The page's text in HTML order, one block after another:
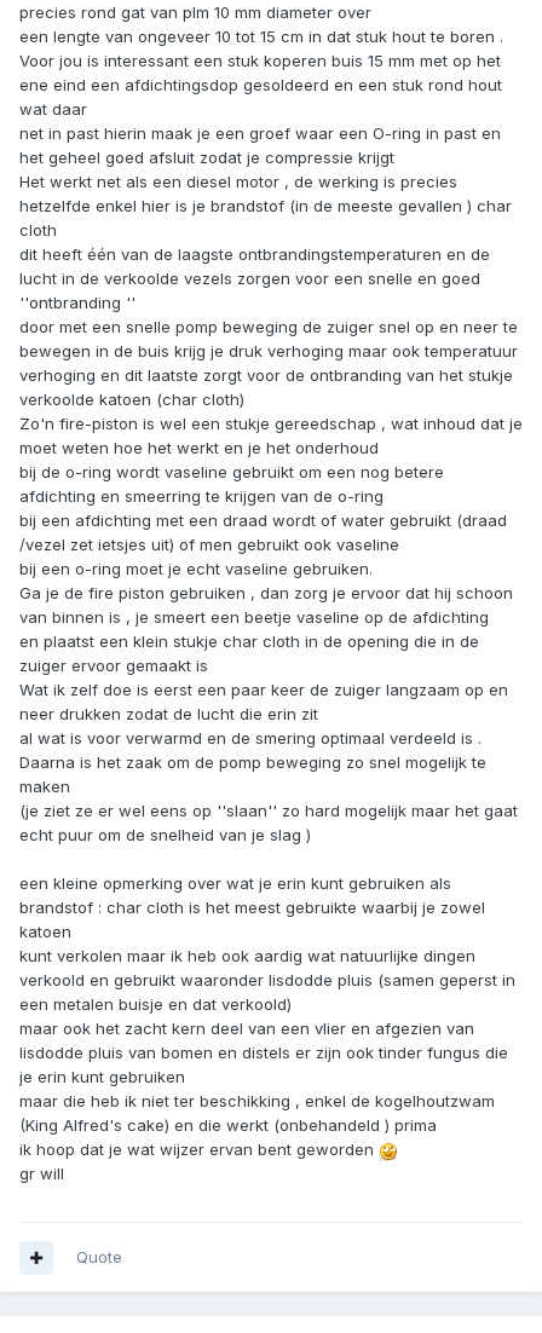
precies rond gat van plm 10 mm diameter over
een lengte van ongeveer 10 tot 15 cm in dat stuk hout te boren .
Voor jou is interessant een stuk koperen buis 15 mm met op het
ene eind een afdichtingsdop gesoldeerd en een stuk rond hout
wat daar
net in past hierin maak je een groef waar een O-ring in past en
het geheel goed afsluit zodat je compressie krijgt
Het werkt net als een diesel motor , de werking is precies
hetzelfde enkel hier is je brandstof (in de meeste gevallen ) char
cloth
dit heeft één van de laagste ontbrandingstemperaturen en de
lucht in de verkoolde vezels zorgen voor een snelle en goed
''ontbranding ''
door met een snelle pomp beweging de zuiger snel op en neer te
bewegen in de buis krijg je druk verhoging maar ook temperatuur
verhoging en dit laatste zorgt voor de ontbranding van het stukje
verkoolde katoen (char cloth)
Zo'n fire-piston is wel een stukje gereedschap , wat inhoud dat je
moet weten hoe het werkt en je het onderhoud
bij de o-ring wordt vaseline gebruikt om een nog betere
afdichting en smeerring te krijgen van de o-ring
bij een afdichting met een draad wordt of water gebruikt (draad
/vezel zet ietsjes uit) of men gebruikt ook vaseline
bij een o-ring moet je echt vaseline gebruiken.
Ga je de fire piston gebruiken , dan zorg je ervoor dat hij schoon
van binnen is , je smeert een beetje vaseline op de afdichting
en plaatst een klein stukje char cloth in de opening die in de
zuiger ervoor gemaakt is
Wat ik zelf doe is eerst een paar keer de zuiger langzaam op en
neer drukken zodat de lucht die erin zit
al wat is voor verwarmd en de smering optimaal verdeeld is .
Daarna is het zaak om de pomp beweging zo snel mogelijk te
maken
(je ziet ze er wel eens op ''slaan'' zo hard mogelijk maar het gaat
echt puur om de snelheid van je slag )
een kleine opmerking over wat je erin kunt gebruiken als
brandstof : char cloth is het meest gebruikte waarbij je zowel
katoen
kunt verkolen maar ik heb ook aardig wat natuurlijke dingen
verkoold en gebruikt waaronder lisdodde pluis (samen geperst in
een metalen buisje en dat verkoold)
maar ook het zacht kern deel van een vlier en afgezien van
lisdodde pluis van bomen en distels er zijn ook tinder fungus die
je erin kunt gebruiken
maar die heb ik niet ter beschikking , enkel de kogelhoutzwam
(King Alfred's cake) en die werkt (onbehandeld ) prima
ik hoop dat je wat wijzer ervan bent geworden
gr will
Quote